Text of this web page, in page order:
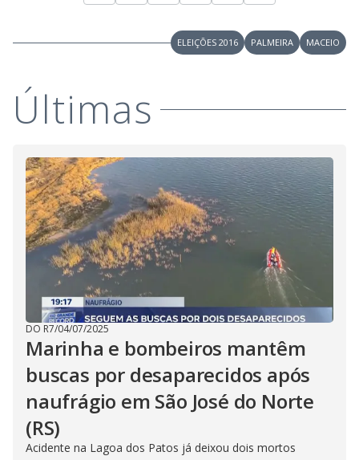
ELEIÇÕES 2016 PALMEIRA MACEIO
Últimas
DO R7/04/07/2025
Marinha e bombeiros mantêm
buscas por desaparecidos após
naufrágio em São José do Norte
(RS)
Acidente na Lagoa dos Patos já deixou dois mortos